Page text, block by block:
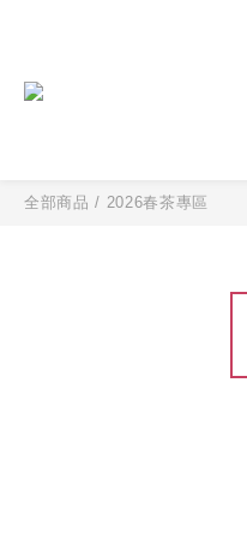
全部商品 / 2026春茶專區